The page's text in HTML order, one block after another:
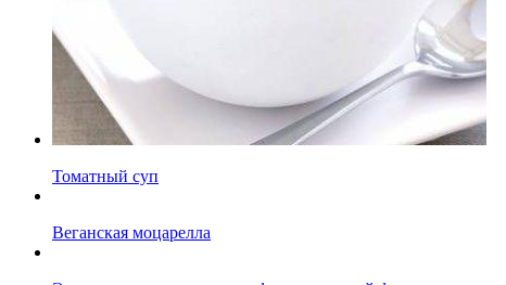
Томатный суп
Веганская моцарелла